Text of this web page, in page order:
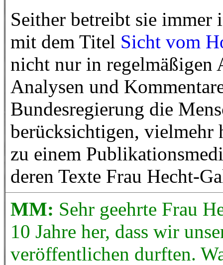
Seither betreibt sie immer
mit dem Titel Sicht vom
nicht nur in regelmäßigen
Analysen und
Bundesregierung die
berücksichtigen, vielmehr
zu einem
deren Texte Frau Hecht-
MM: Sehr geehrte Frau
10 Jahre her, dass wir
veröffentlichen durften.